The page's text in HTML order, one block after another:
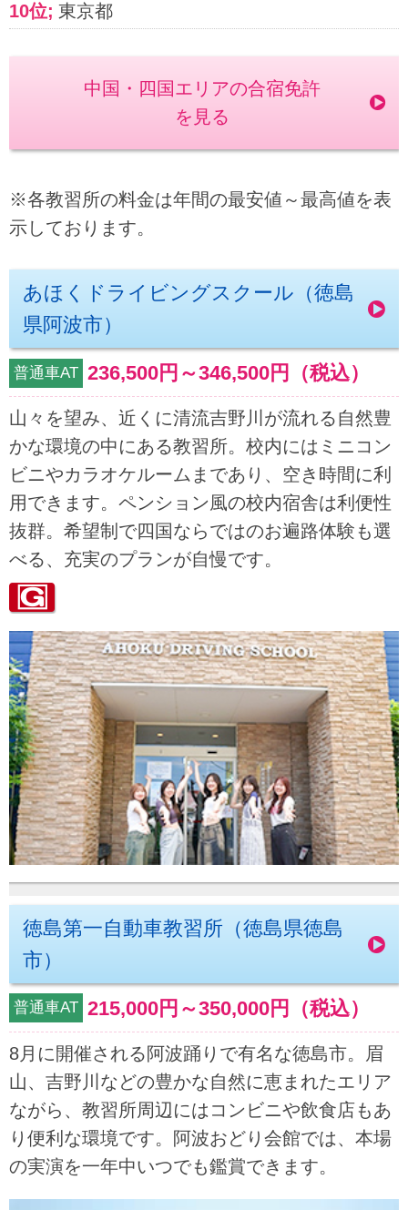
東京都
中国・四国エリアの合宿免許
を見る
※各教習所の料金は年間の最安値～最高値を表
示しております。
あほくドライビングスクール（徳島
県阿波市）
普通車AT 236,500円 ～346,500円 （税込）
山々を望み、近くに清流吉野川が流れる自然豊
かな環境の中にある教習所。校内にはミニコン
ビニやカラオケルームまであり、空き時間に利
用できます。ペンション風の校内宿舎は利便性
抜群。希望制で四国ならではのお遍路体験も選
べる、充実のプランが自慢です。
徳島第一自動車教習所（徳島県徳島
市）
普通車AT 215,000円 ～350,000円 （税込）
8月に開催される阿波踊りで有名な徳島市。眉
山、吉野川などの豊かな自然に恵まれたエリア
ながら、教習所周辺にはコンビニや飲食店もあ
り便利な環境です。阿波おどり会館では、本場
の実演を一年中いつでも鑑賞できます。